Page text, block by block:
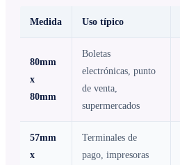
Medida Uso típico
80mm
x
80mm
Boletas
electrónicas, punto
de venta,
supermercados
57mm
x
Terminales de
pago, impresoras